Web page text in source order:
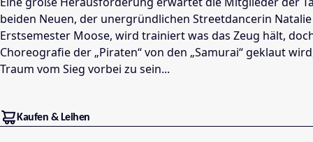
beiden Neuen, der unergründlichen Streetdancerin
Erstsemester Moose, wird trainiert was das Zeug hält,
Choreografie der „Piraten“ von den „Samurai“ geklaut
Traum vom Sieg vorbei zu sein...
Kaufen & Leihen